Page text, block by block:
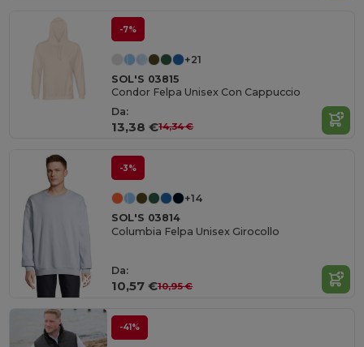
-7%
+21
SOL'S 03815
Condor Felpa Unisex Con Cappuccio
Da:
13,38 €14,34 €
-3%
+14
SOL'S 03814
Columbia Felpa Unisex Girocollo
Da:
10,57 €10,95 €
-41%